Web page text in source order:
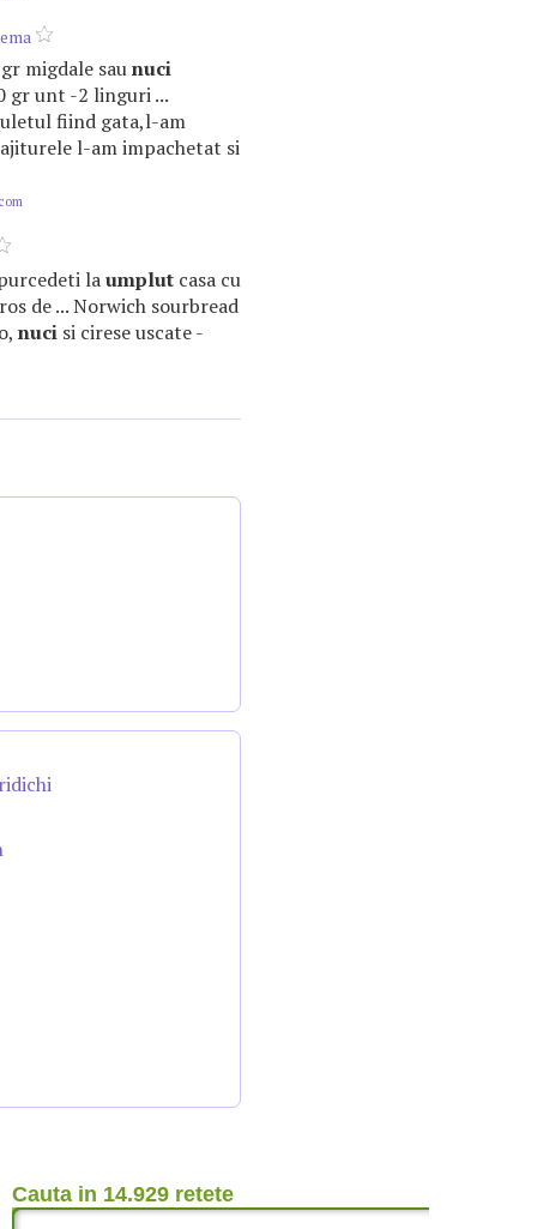
migdale saunuci
gr unt -2 linguri ...
fiind gata,l-am
l-am impachetat si
laumplut casa cu
de ... Norwich sourbread
nuci si cirese uscate -
Cauta in 14.929 retete